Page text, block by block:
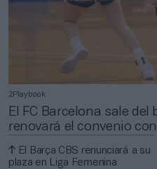
2Playbook
El FC Barcelona sale
renovará el convenio
El Barça CBS renunciará a su
plaza en Liga Femenina